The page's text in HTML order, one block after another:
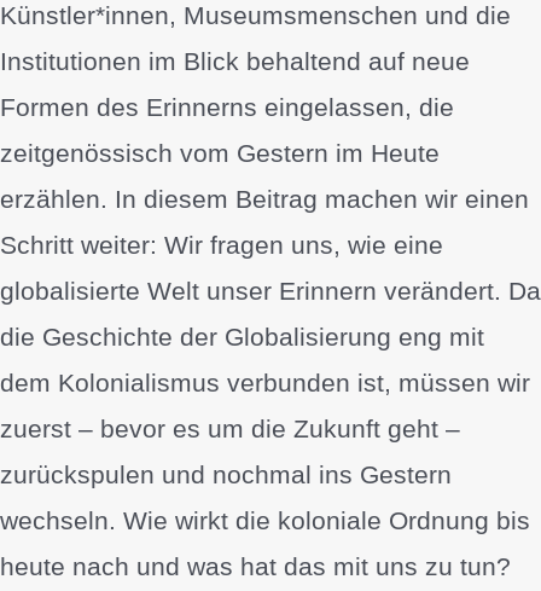
Künstler*innen, Museumsmenschen und die
Institutionen im Blick behaltend auf neue
Formen des Erinnerns eingelassen, die
zeitgenössisch vom Gestern im Heute
erzählen. In diesem Beitrag machen wir einen
Schritt weiter: Wir fragen uns, wie eine
globalisierte Welt unser Erinnern verändert. Da
die Geschichte der Globalisierung eng mit
dem Kolonialismus verbunden ist, müssen wir
zuerst – bevor es um die Zukunft geht –
zurückspulen und nochmal ins Gestern
wechseln. Wie wirkt die koloniale Ordnung bis
heute nach und was hat das mit uns zu tun?